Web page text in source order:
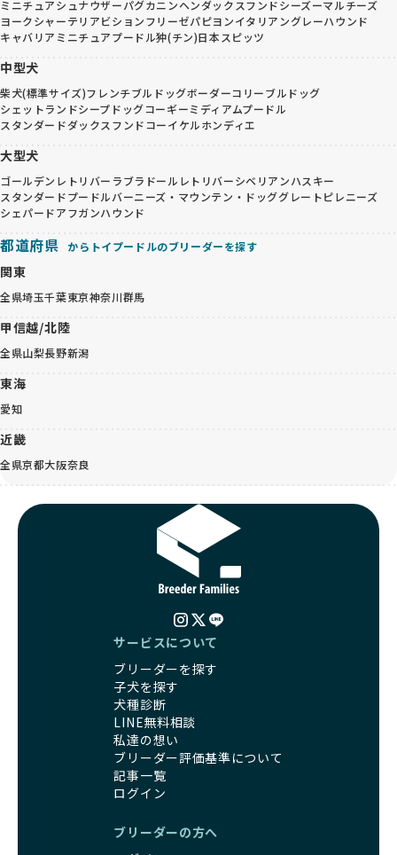
ミニチュアシュナウザーパグカニンヘンダックスフンドシーズーマルチーズ
ヨークシャーテリアビションフリーゼパピヨンイタリアングレーハウンド
キャバリア ミニチュアプードル狆(チン)日本スピッツ
中型犬
柴犬(標準サイズ)フレンチブルドッグボーダーコリーブルドッグ
シェットランドシープドッグコーギーミディアムプードル
スタンダードダックスフンドコーイケルホンディエ
大型犬
ゴールデンレトリバー ラブラドールレトリバーシベリアンハスキー
スタンダードプードルバーニーズ・マウンテン・ドッググレートピレニーズ
シェパードアフガンハウンド
都道府県 からトイプードルのブリーダーを探す
関東
全県埼玉千葉東京神奈川群馬
甲信越/北陸
全県山梨長野新潟
東海
愛知
近畿
全県京都大阪奈良
サービスについて
ブリーダーを探す
子犬を探す
犬種診断
LINE無料相談
私達の想い
ブリーダー評価基準について
記事一覧
ログイン
ブリーダーの方へ